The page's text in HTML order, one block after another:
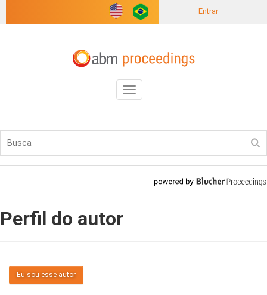
Entrar
Toggle
navigation
Perfil do autor
Eu sou esse autor